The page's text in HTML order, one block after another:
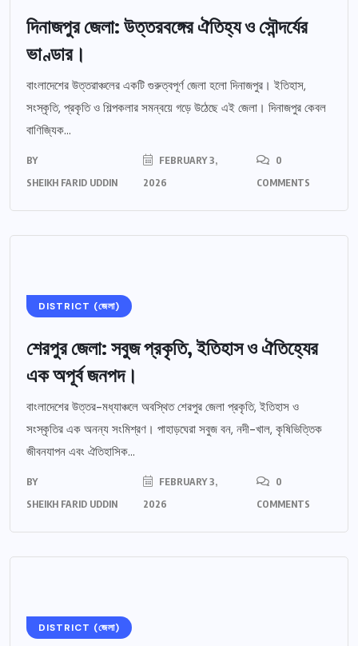
দিনাজপুর জেলা: উত্তরবঙ্গের ঐতিহ্য ও সৌন্দর্যের
ভাণ্ডার।
বাংলাদেশের উত্তরাঞ্চলের একটি গুরুত্বপূর্ণ জেলা হলো দিনাজপুর। ইতিহাস,
সংস্কৃতি, প্রকৃতি ও শিল্পকলার সমন্বয়ে গড়ে উঠেছে এই জেলা। দিনাজপুর কেবল
বাণিজ্যিক...
BY
SHEIKH FARID UDDIN
FEBRUARY 3,
2026
0
COMMENTS
DISTRICT (জেলা)
শেরপুর জেলা: সবুজ প্রকৃতি, ইতিহাস ও ঐতিহ্যের
এক অপূর্ব জনপদ।
বাংলাদেশের উত্তর-মধ্যাঞ্চলে অবস্থিত শেরপুর জেলা প্রকৃতি, ইতিহাস ও
সংস্কৃতির এক অনন্য সংমিশ্রণ। পাহাড়ঘেরা সবুজ বন, নদী-খাল, কৃষিভিত্তিক
জীবনযাপন এবং ঐতিহাসিক...
BY
SHEIKH FARID UDDIN
FEBRUARY 3,
2026
0
COMMENTS
DISTRICT (জেলা)